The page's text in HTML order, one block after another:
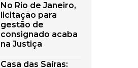
No Rio de Janeiro,
licitação para
gestão de
consignado acaba
na Justiça
Casa das Saíras: